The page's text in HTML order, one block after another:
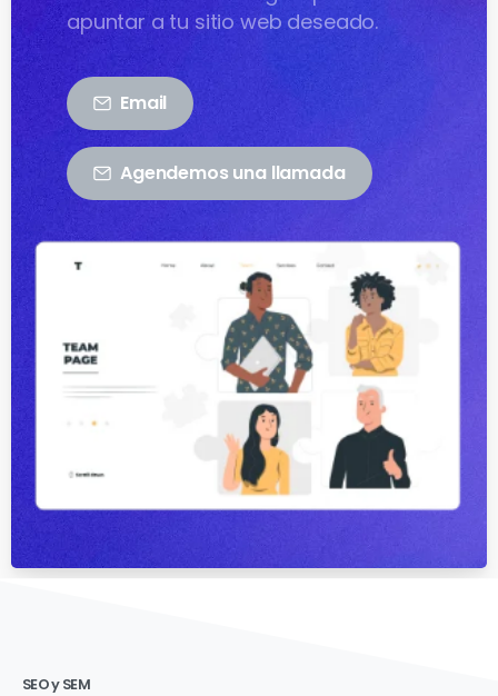
apuntar a tu sitio web deseado.
Email
Agendemos una llamada
SEO y SEM